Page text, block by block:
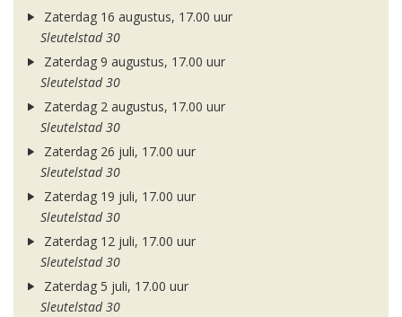
Zaterdag 16 augustus, 17.00 uur
Sleutelstad 30
Zaterdag 9 augustus, 17.00 uur
Sleutelstad 30
Zaterdag 2 augustus, 17.00 uur
Sleutelstad 30
Zaterdag 26 juli, 17.00 uur
Sleutelstad 30
Zaterdag 19 juli, 17.00 uur
Sleutelstad 30
Zaterdag 12 juli, 17.00 uur
Sleutelstad 30
Zaterdag 5 juli, 17.00 uur
Sleutelstad 30